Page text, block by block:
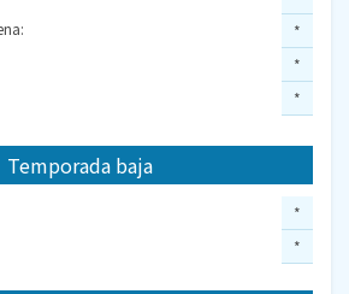
*
*
*
Temporada baja
*
*